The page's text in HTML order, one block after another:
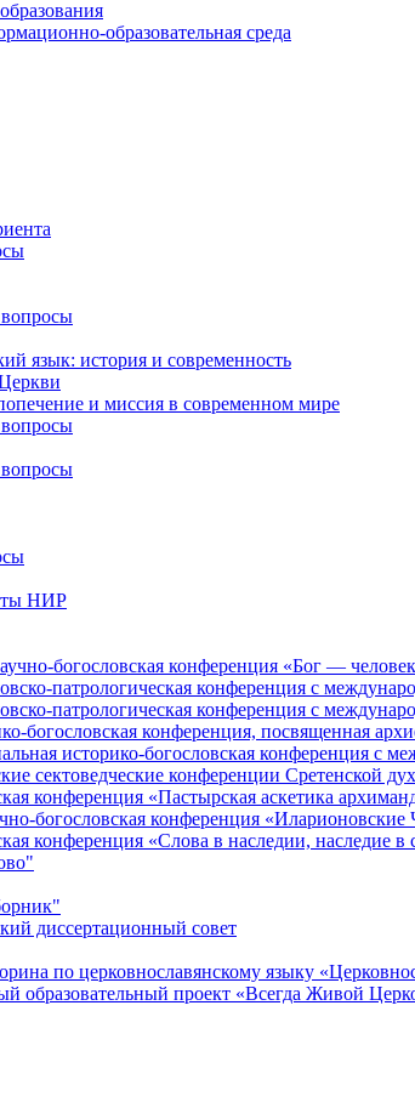
образовательная среда
вопросы
язык: история и современность
и миссия в современном мире
вопросы
вопросы
НИР
богословская конференция «Бог —
патрологическая конференция с
патрологическая конференция с
богословская конференция, посвященная
историко-богословская конференция
сектоведческие конференции Сретенской
конференция «Пастырская аскетика
богословская конференция «Иларионовские
конференция «Cлова в наследии, наследие в
диссертационный совет
по церковнославянскому языку
образовательный проект «Всегда Живой